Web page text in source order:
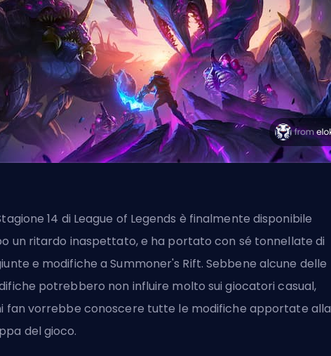
14 di League of Legends è finalmente disponibile
un ritardo inaspettato, e ha portato con sé tonnellate di
e modifiche aSummoner's Rift. Sebbene alcune delle
potrebbero non influire molto sui giocatori casual,
fan vorrebbe conoscere tutte le modifiche apportate alla
del gioco.